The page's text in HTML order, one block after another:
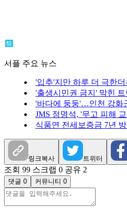
서플 주요 뉴스
'입추'지만 하루 더 극한
'출생시민권 금지' 막힌
'바다에 둥둥'…인천 강화
JMS 정명석, '무고 피해
식품연 전세보증금 7년
링크복사 트위터
조회 99 스크랩 0 공유 2
댓글 0 커뮤니티 0